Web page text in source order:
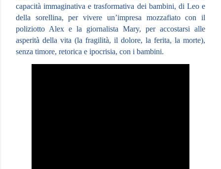
capacità immaginativa e trasformativa dei bambini, di Leo e
della sorellina, per vivere un’impresa mozzafiato con il
poliziotto Alex e la giornalista Mary, per accostarsi alle
asperità della vita (la fragilità, il dolore, la ferita, la morte),
senza timore, retorica e ipocrisia, con i bambini.